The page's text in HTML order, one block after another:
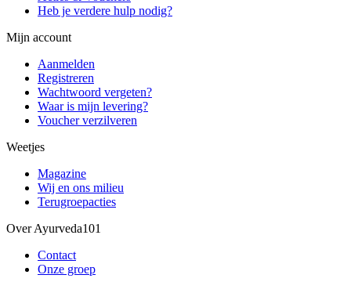
Heb je verdere hulp nodig?
Mijn account
Aanmelden
Registreren
Wachtwoord vergeten?
Waar is mijn levering?
Voucher verzilveren
Weetjes
Magazine
Wij en ons milieu
Terugroepacties
Over Ayurveda101
Contact
Onze groep